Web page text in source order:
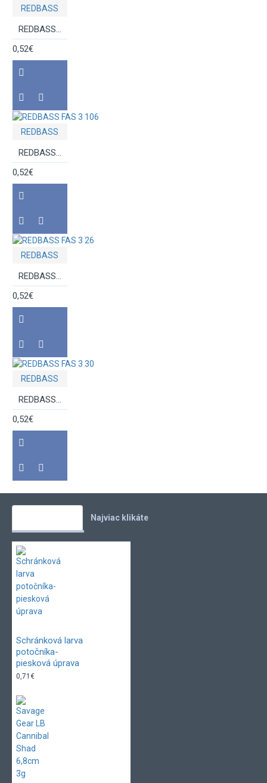
REDBASS
REDBASS FAS 2 J4
0,52€
REDBASS
REDBASS FAS 3 106
0,52€
REDBASS
REDBASS FAS 3 26
0,52€
REDBASS
REDBASS FAS 3 30
0,52€
Najviac klikáte
Schránková larva
potočníka-
piesková úprava
0,71€